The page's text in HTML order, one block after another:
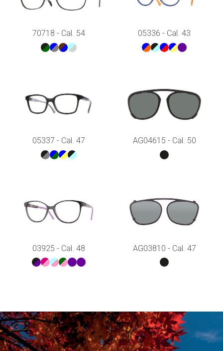
70718 - Cal. 54 05336 - Cal. 43
05337 - Cal. 47 AG04615 - Cal. 50
03925 - Cal. 48 AG03810 - Cal. 47